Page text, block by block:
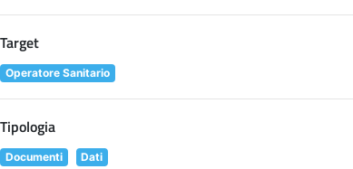
Target
Operatore Sanitario
Tipologia
Documenti Dati